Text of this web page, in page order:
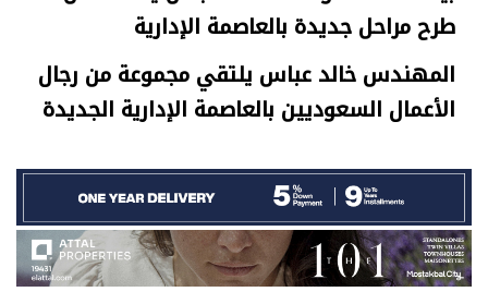
طرح مراحل جديدة بالعاصمة الإدارية
المهندس خالد عباس يلتقي مجموعة من رجال
الأعمال السعوديين بالعاصمة الإدارية الجديدة